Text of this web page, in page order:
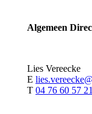
Algemeen
Lies Vereecke
E
T 04 76 60 57 2